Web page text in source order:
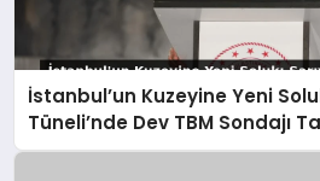
İstanbul’un Kuzeyine Yeni
Tüneli’nde Dev TBM Sondajı